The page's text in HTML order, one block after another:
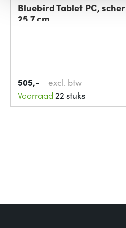
Bluebird Tablet PC,
25.7 cm
505,-
excl. btw
Voorraad 22 stuks